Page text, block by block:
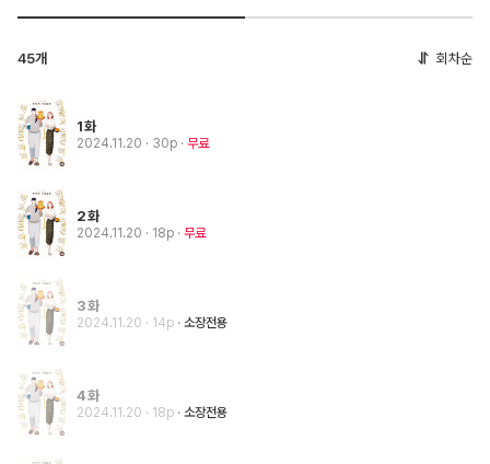
45개 회차순
1화
2024.11.20 · 30p 무료
2화
2024.11.20 · 18p 무료
3화
2024.11.20 · 14p 소장전용
4화
2024.11.20 · 18p 소장전용